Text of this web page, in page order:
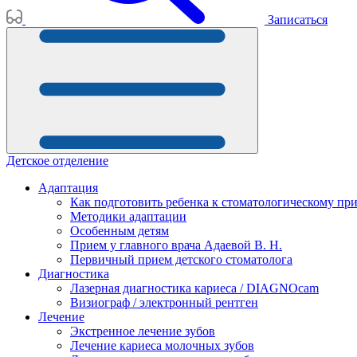
Записаться
Детское отделение
Адаптация
Как подготовить ребенка к стоматологическому
Методики адаптации
Особенным детям
Прием у главного врача Адаевой В. Н.
Первичный прием детского стоматолога
Диагностика
Лазерная диагностика кариеса / DIAGNOcam
Визиограф / электронный рентген
Лечение
Экстренное лечение зубов
Лечение кариеса молочных зубов